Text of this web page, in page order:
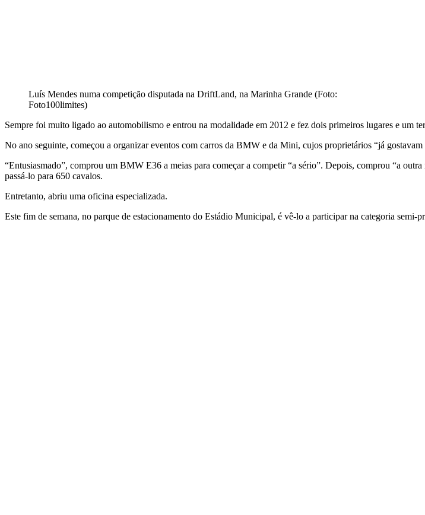
Luís Mendes numa competição disputada na DriftLand, na Marinha Grande (Foto:
Foto100limites)
Sempre foi muito ligado ao automobilismo e entrou na modalidade em 2012 e fez dois primeiros lugares e um
No ano seguinte, começou a organizar eventos com carros da BMW e da Mini, cujos proprietários “já gostavam
“Entusiasmado”, comprou um BMW E36 a meias para começar a competir “a sério”. Depois, comprou “a
passá-lo para 650 cavalos.
Entretanto, abriu uma oficina especializada.
Este fim de semana, no parque de estacionamento do Estádio Municipal, é vê-lo a participar na categoria semi-